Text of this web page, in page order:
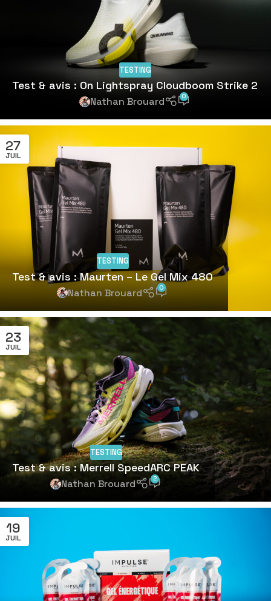
TESTING
Test & avis : On Lightspray Cloudboom Strike 2
Nathan Brouard 0
27
JUIL
TESTING
Test & avis : Maurten – Le Gel Mix 480
Nathan Brouard 0
23
JUIL
TESTING
Test & avis : Merrell SpeedARC PEAK
Nathan Brouard 2
19
JUIL